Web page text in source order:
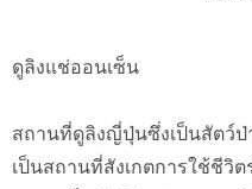
ดูลิงแช่ออนเซ็น
สถานที่ดูลิงญี่ปุ่นซึ่งเป็นสัตว์
เป็นสถานที่สังเกตการใช้ชีวิ